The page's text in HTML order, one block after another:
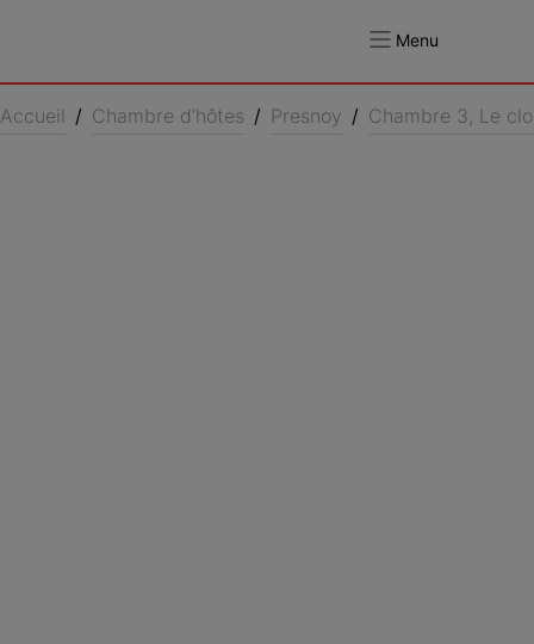
Menu
Accueil / Chambre d’hôtes / Presnoy / Chambre 3, Le